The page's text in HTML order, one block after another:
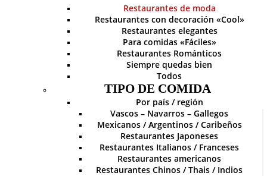
Restaurantes de moda
Restaurantes con decoración «Cool»
Restaurantes elegantes
Para comidas «Fáciles»
Restaurantes Románticos
Siempre quedas bien
Todos
TIPO DE COMIDA
Por país / región
Vascos – Navarros – Gallegos
Mexicanos / Argentinos / Caribeños
Restaurantes Japoneses
Restaurantes Italianos / Franceses
Restaurantes americanos
Restaurantes Chinos / Thais / Indios